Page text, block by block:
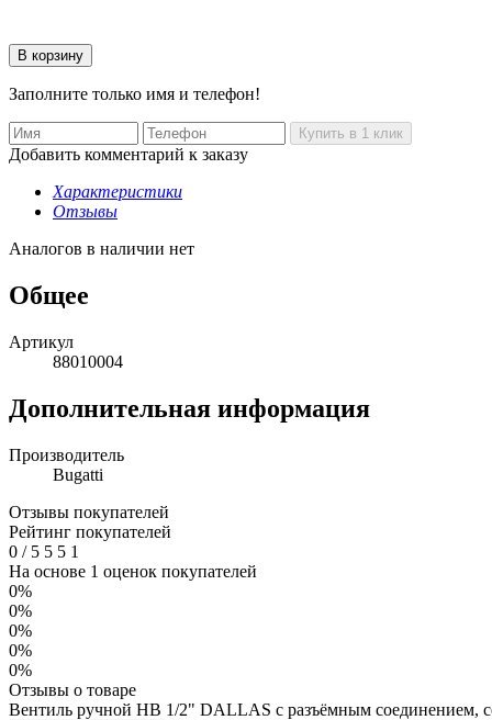
Заполните только имя и телефон!
Добавить комментарий к заказу
Характеристики
Отзывы
Аналогов в наличии нет
Общее
Артикул
88010004
Дополнительная информация
Производитель
Bugatti
Отзывы покупателей
Рейтинг покупателей
0 /5 5 5 1
На основе 1 оценок покупателей
0%
0%
0%
0%
0%
Отзывы о товаре
Вентиль ручной НВ 1/2" DALLAS с разъёмным соединением,